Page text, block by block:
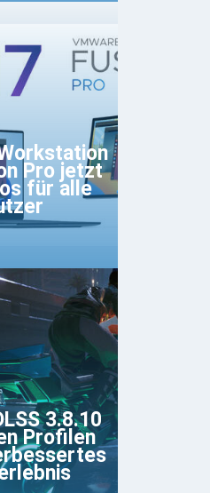
Pro jetzt
für alle
3.8.10
Profilen